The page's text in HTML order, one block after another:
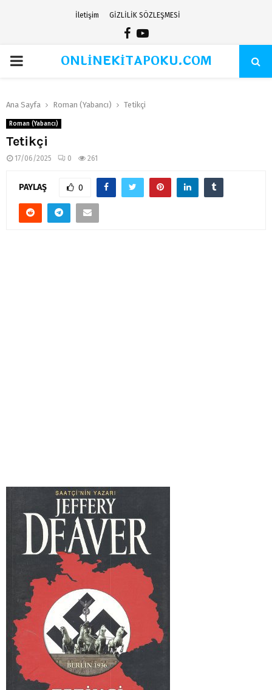
İletişim GİZLİLİK SÖZLEŞMESİ
Facebook
Youtube
PRIMARYONLİNEKİTAPOKU.COM
Ana Sayfa Roman (Yabancı) Tetikçi
Roman (Yabancı)
Tetikçi
17/06/2025 0 261
PAYLAŞ 0